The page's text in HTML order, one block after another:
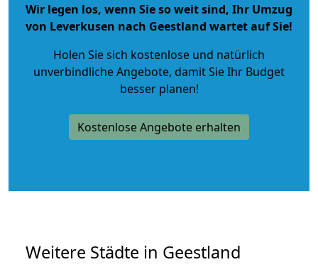
Wir legen los, wenn Sie so weit sind, Ihr Umzug
von Leverkusen nach Geestland wartet auf Sie!
Holen Sie sich kostenlose und natürlich
unverbindliche Angebote, damit Sie Ihr Budget
besser planen!
Kostenlose Angebote erhalten
Weitere Städte in Geestland